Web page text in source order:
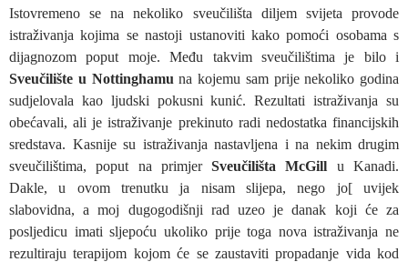
Istovremeno se na nekoliko sveučilišta diljem svijeta provode
istraživanja kojima se nastoji ustanoviti kako pomoći osobama s
dijagnozom poput moje. Među takvim sveučilištima je bilo i
Sveučilište u Nottinghamu na kojemu sam prije nekoliko godina
sudjelovala kao ljudski pokusni kunić. Rezultati istraživanja su
obećavali, ali je istraživanje prekinuto radi nedostatka financijskih
sredstava. Kasnije su istraživanja nastavljena i na nekim drugim
sveučilištima, poput na primjerSveučilišta McGill u Kanadi.
Dakle, u ovom trenutku ja nisam slijepa, nego jo[ uvijek
slabovidna, a moj dugogodišnji rad uzeo je danak koji će za
posljedicu imati sljepoću ukoliko prije toga nova istraživanja ne
rezultiraju terapijom kojom će se zaustaviti propadanje vida kod